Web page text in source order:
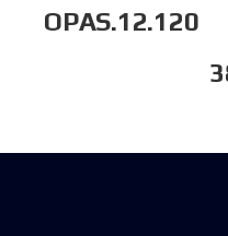
OPAS.12.120